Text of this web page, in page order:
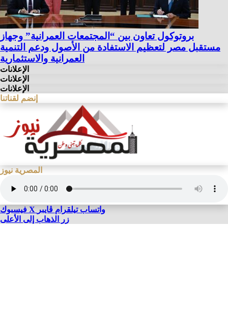
بروتوكول تعاون بين “المجتمعات العمرانية” وجهاز
مستقبل مصر لتعظيم الاستفادة من الأصول ودعم التنمية
العمرانية والاستثمارية
الإعلانات
الإعلانات
الإعلانات
إنضم لقناتنا
المصرية نيوز
فيسبوك X واتساب تيلقرام ڤايبر
زر الذهاب إلى الأعلى